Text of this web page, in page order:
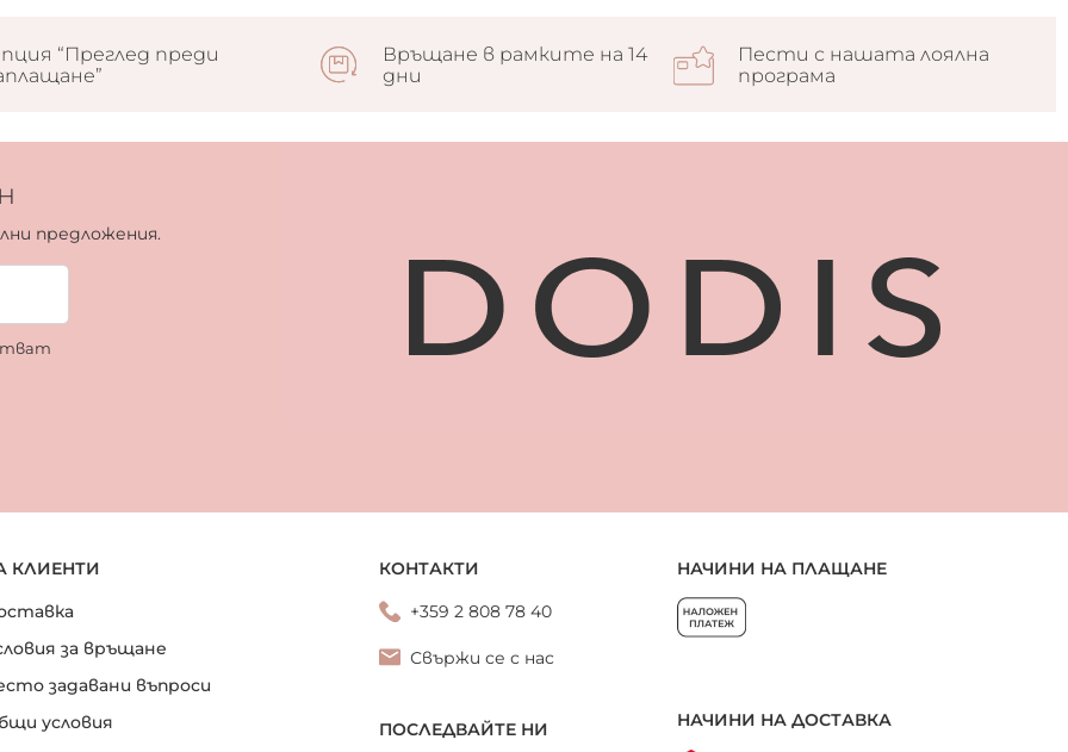
“Преглед преди
Връщане в рамките на 14
дни
Пести с нашата лоялна
програма
предложения.
КЛИЕНТИ
за връщане
задавани въпроси
условия
КОНТАКТИ
+359 2 808 78 40
Свържи се с нас
ПОСЛЕДВАЙТЕ НИ
НАЧИНИ НА ПЛАЩАНЕ
НАЧИНИ НА ДОСТАВКА